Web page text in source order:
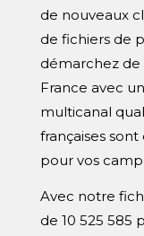
de nouveaux
de fichiers de
démarchez
France avec
multicanal
françaises sont
pour vos
Avec notre
de 10 525 585